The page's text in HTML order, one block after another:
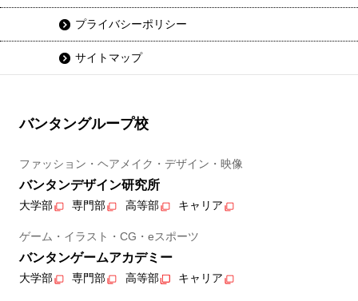
プライバシーポリシー
サイトマップ
バンタングループ校
ファッション・ヘアメイク・デザイン・映像
バンタンデザイン研究所
大学部 専門部 高等部 キャリア
ゲーム・イラスト・CG・eスポーツ
バンタンゲームアカデミー
大学部 専門部 高等部 キャリア